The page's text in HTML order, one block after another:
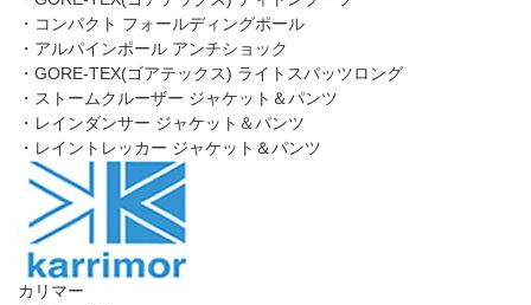
い合わせください。
トレッキング買取メーカー・
商品